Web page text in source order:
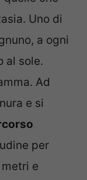
Uno di
a ogni
al sole.
Ad
e si
per
e